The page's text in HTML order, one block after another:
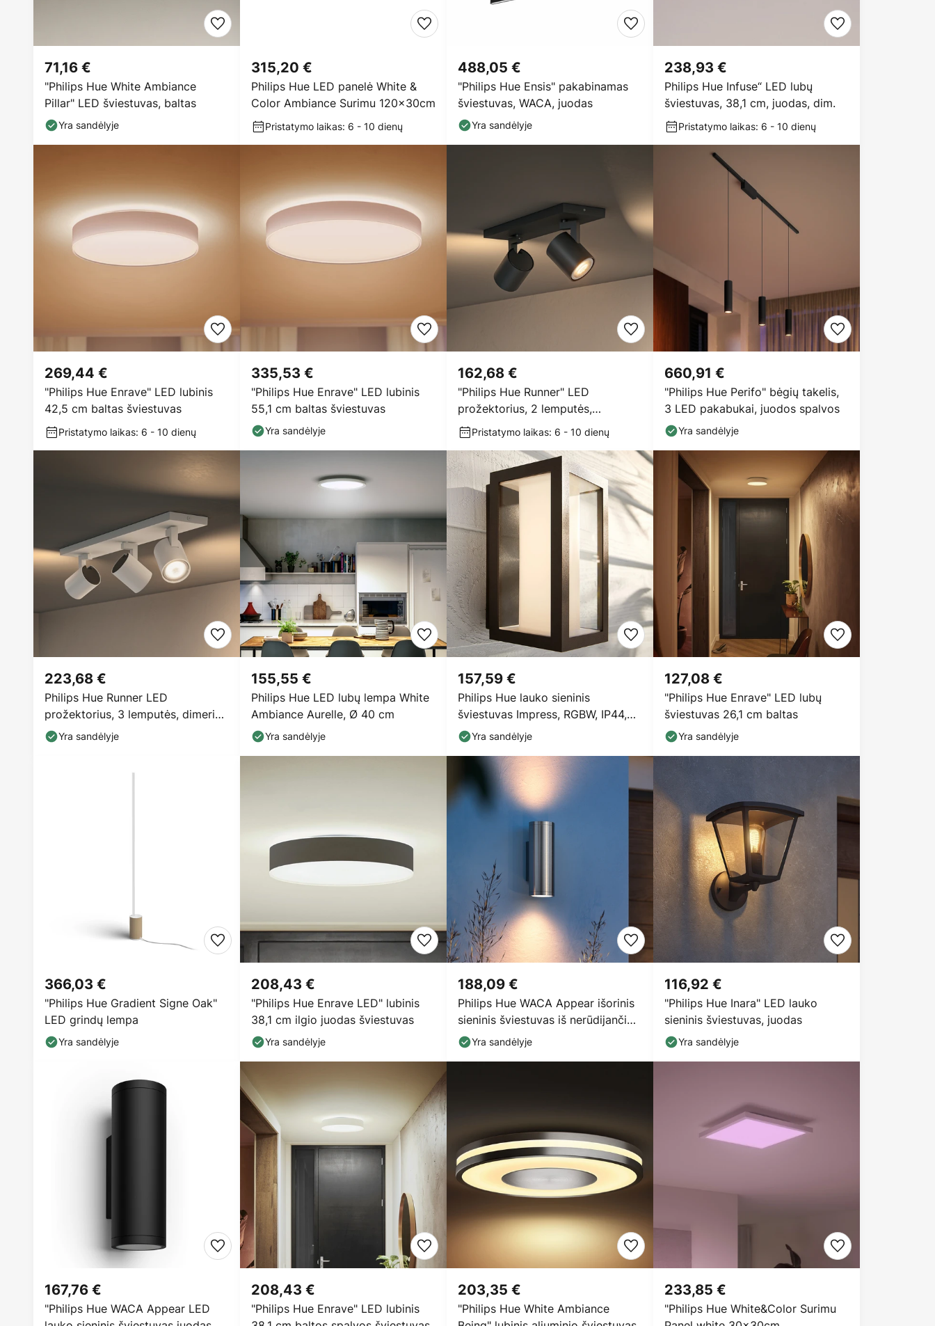
"Philips Hue White Ambiance
Pillar" LED šviestuvas, baltas
71,16 €
Yra sandėlyje
Philips Hue LED panelė White &
Color Ambiance Surimu 120x30cm
315,20 €
Pristatymo laikas: 6 - 10 dienų
"Philips Hue Ensis" pakabinamas
šviestuvas, WACA, juodas
488,05 €
Yra sandėlyje
Philips Hue Infuse“ LED lubų
šviestuvas, 38,1 cm, juodas, dim.
238,93 €
Pristatymo laikas: 6 - 10 dienų
"Philips Hue Enrave" LED lubinis
42,5 cm baltas šviestuvas
269,44 €
Pristatymo laikas: 6 - 10 dienų
"Philips Hue Enrave" LED lubinis
55,1 cm baltas šviestuvas
335,53 €
Yra sandėlyje
"Philips Hue Runner" LED
prožektorius, 2 lemputės,
reguliuojamasis
162,68 €
Pristatymo laikas: 6 - 10 dienų
"Philips Hue Perifo" bėgių takelis,
3 LED pakabukai, juodos spalvos
660,91 €
Yra sandėlyje
Philips Hue Runner LED
prožektorius, 3 lemputės, dimeris,
baltas
223,68 €
Yra sandėlyje
Philips Hue LED lubų lempa White
Ambiance Aurelle, Ø 40 cm
155,55 €
Yra sandėlyje
Philips Hue lauko sieninis
šviestuvas Impress, RGBW, IP44,
išmanusis
157,59 €
Yra sandėlyje
"Philips Hue Enrave" LED lubų
šviestuvas 26,1 cm baltas
127,08 €
Yra sandėlyje
"Philips Hue Gradient Signe Oak"
LED grindų lempa
366,03 €
Yra sandėlyje
"Philips Hue Enrave LED" lubinis
38,1 cm ilgio juodas šviestuvas
208,43 €
Yra sandėlyje
Philips Hue WACA Appear išorinis
sieninis šviestuvas iš nerūdijančio
plieno
188,09 €
Yra sandėlyje
"Philips Hue Inara" LED lauko
sieninis šviestuvas, juodas
116,92 €
Yra sandėlyje
"Philips Hue WACA Appear LED
167,76 €
"Philips Hue Enrave" LED lubinis
208,43 €
"Philips Hue White Ambiance
203,35 €
"Philips Hue White&Color Surimu
233,85 €